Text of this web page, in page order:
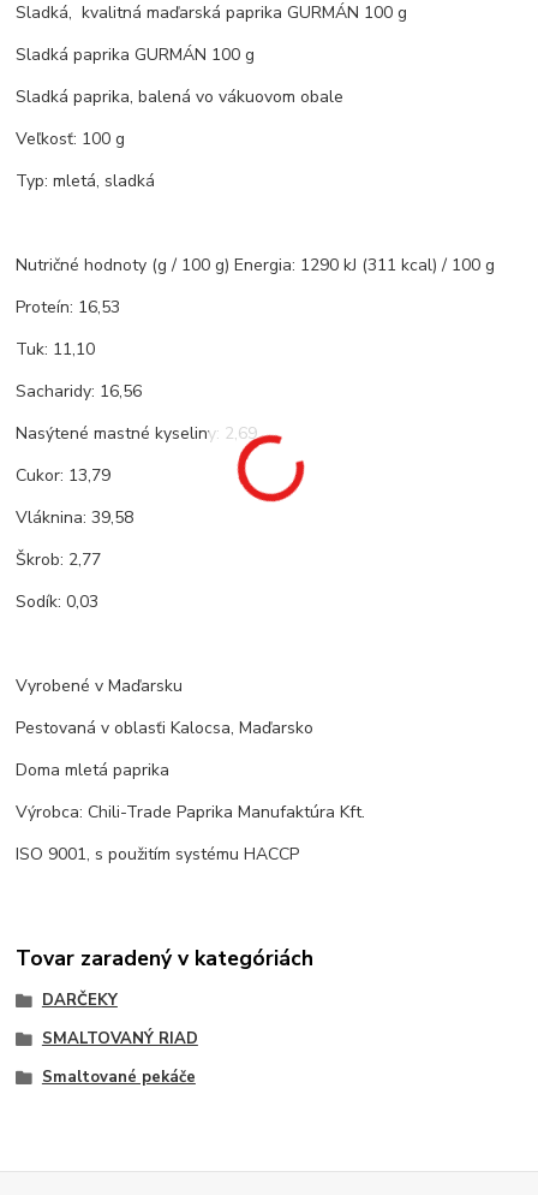
Sladká, kvalitná maďarská paprika GURMÁN 100 g
Sladká paprika GURMÁN 100 g
Sladká paprika, balená vo vákuovom obale
Veľkosť: 100 g
Typ: mletá, sladká
Nutričné hodnoty (g / 100 g) Energia: 1290 kJ (311 kcal) / 100 g
Proteín: 16,53
Tuk: 11,10
Sacharidy: 16,56
Nasýtené mastné kyseliny: 2,69
Cukor: 13,79
Vláknina: 39,58
Škrob: 2,77
Sodík: 0,03
Vyrobené v Maďarsku
Pestovaná v oblasťi Kalocsa, Maďarsko
Doma mletá paprika
Výrobca: Chili-Trade Paprika Manufaktúra Kft.
ISO 9001, s použitím systému HACCP
Tovar zaradený v kategóriách
DARČEKY
SMALTOVANÝ RIAD
Smaltované pekáče